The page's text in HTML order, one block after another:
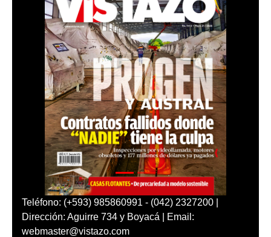
Teléfono: (+593) 985860991 - (042) 2327200 |
Dirección: Aguirre 734 y Boyacá | Email:
webmaster@vistazo.com